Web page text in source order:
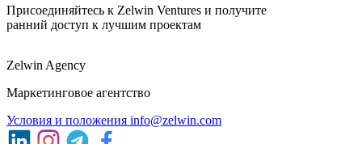
Присоединяйтесь к Zelwin Ventures и получите
ранний доступ к лучшим проектам
Zelwin Agency
Маркетинговое агентство
Условия и положения info@zelwin.com